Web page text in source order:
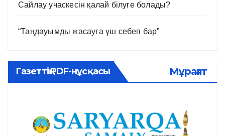
Сайлау учаскесін қалай білуге болады?
“Таңдауымды жасауға үш себеп бар”
Газеттің PDF-нұсқасы Мұрағат